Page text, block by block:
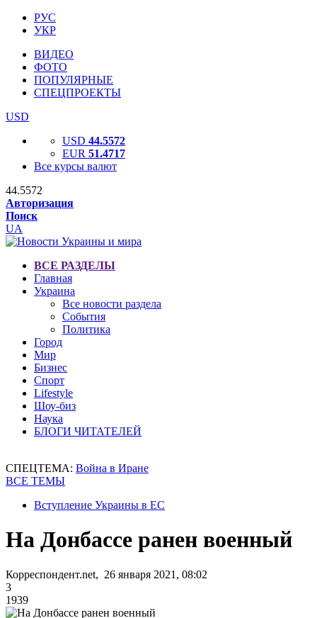
РУС
УКР
ВИДЕО
ФОТО
ПОПУЛЯРНЫЕ
СПЕЦПРОЕКТЫ
USD
USD 44.5572
EUR 51.4717
Все курсы валют
44.5572
Авторизация
Поиск
UA
ВСЕ РАЗДЕЛЫ
Главная
Украина
Все новости раздела
События
Политика
Город
Мир
Бизнес
Спорт
Lifestyle
Шоу-биз
Наука
БЛОГИ ЧИТАТЕЛЕЙ
СПЕЦТЕМА: Война в Иране
ВСЕ ТЕМЫ
Вступление Украины в ЕС
На Донбассе ранен военный
Корреспондент.net, 26 января 2021, 08:02
3
1939